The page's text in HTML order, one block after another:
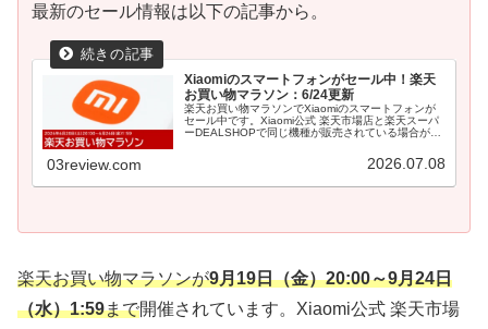
最新のセール情報は以下の記事から。
Xiaomiのスマートフォンがセール中！楽天
お買い物マラソン：6/24更新
楽天お買い物マラソンでXiaomiのスマートフォンが
セール中です。Xiaomi公式 楽天市場店と楽天スーパ
ーDEALSHOPで同じ機種が販売されている場合があ
03review.com 2026.07.08
楽天お買い物マラソンが9月19日（金）20:00～9月24日
（水）1:59まで開催されています。Xiaomi公式 楽天市場